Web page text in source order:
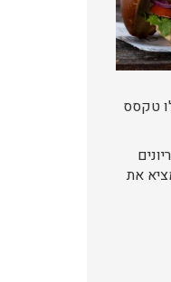
טקסס
המציא את